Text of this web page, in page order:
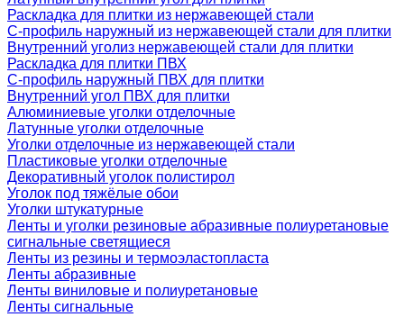
Раскладка для плитки из нержавеющей стали
С-профиль наружный из нержавеющей стали для плитки
Внутренний уголиз нержавеющей стали для плитки
Раскладка для плитки ПВХ
С-профиль наружный ПВХ для плитки
Внутренний угол ПВХ для плитки
Алюминиевые уголки отделочные
Латунные уголки отделочные
Уголки отделочные из нержавеющей стали
Пластиковые уголки отделочные
Декоративный уголок полистирол
Уголок под тяжёлые обои
Уголки штукатурные
Ленты и уголки резиновые абразивные полиуретановые
сигнальные светящиеся
Ленты из резины и термоэластопласта
Ленты абразивные
Ленты виниловые и полиуретановые
Ленты сигнальные